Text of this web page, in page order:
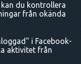
du kontrollera
från okända
i Facebook-
aktivitet från